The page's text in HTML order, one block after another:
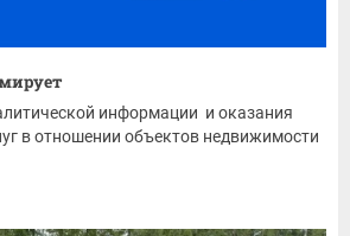
информации и оказания
в отношении объектов недвижимости